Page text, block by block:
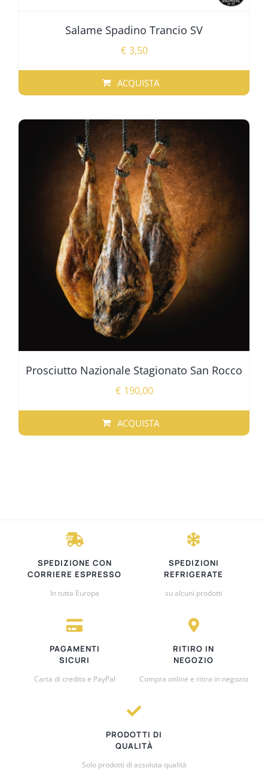
Salame Spadino Trancio SV
€ 3,50
ACQUISTA
QUESTO
PAGINA
PRODOTTO
Prosciutto Nazionale Stagionato San Rocco
€ 190,00
ACQUISTA
SPEDIZIONE CON
CORRIERE ESPRESSO
In tutta Europa
SPEDIZIONI
REFRIGERATE
su alcuni prodotti
PAGAMENTI
SICURI
Carta di credito e PayPal
RITIRO IN
NEGOZIO
Compra online e ritira in negozio
PRODOTTI DI
QUALITÀ
Solo prodotti di assoluta qualità